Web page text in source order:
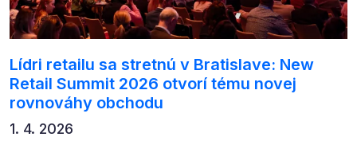
Lídri retailu sa stretnú v Bratislave: New
Retail Summit 2026 otvorí tému novej
rovnováhy obchodu
1. 4. 2026